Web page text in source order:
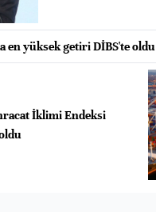
en yüksek getiri DİBS'te oldu
İklimi Endeksi